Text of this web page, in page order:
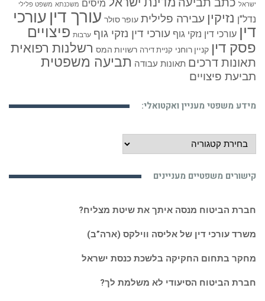
ישראל מיסים משכנתא משפט פלילי
נדל"ן נזיקין עבירה פלילית עופר סולר עורך דין עורכי
דין עורכי דין נזקי גוף עורכי דין נזקי גוף ערבות פיצויים
פסק דין קניין רוחני קניית דירה רשויות המס רשלנות רפואית
תאונות דרכים תאונות עבודה תביעה משפטית
תביעת פיצויים
מידע משפטי מעניין ואקטואלי:
מידע
משפטי
ואקטואלי:
קישורים משפטיים מעניינים
חברת הביטוח מנסה איתך את שיטת מצליח?
משרד עורכי דין של אליסה ווילקס (ארה”ב)
מחקר בתחום החקיקה בלשכת כנסת ישראל
חברת הביטוח הסיעודי לא משלמת לך?